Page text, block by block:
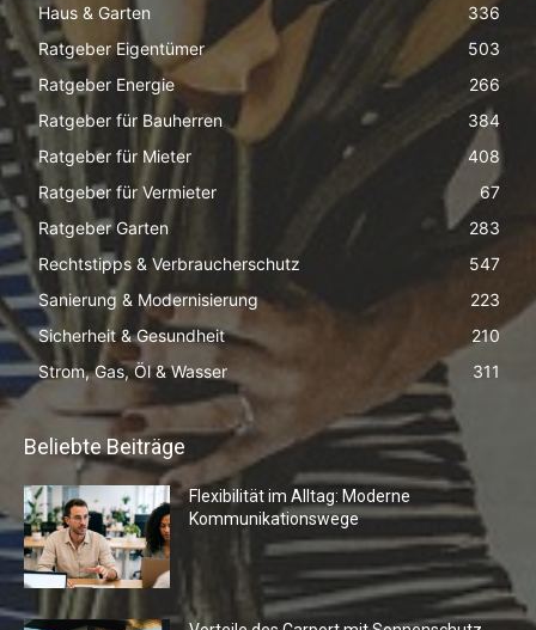
Haus & Garten
336
Ratgeber Eigentümer
503
Ratgeber Energie
266
Ratgeber für Bauherren
384
Ratgeber für Mieter
408
Ratgeber für Vermieter
67
Ratgeber Garten
283
Rechtstipps & Verbraucherschutz
547
Sanierung & Modernisierung
223
Sicherheit & Gesundheit
210
Strom, Gas, Öl & Wasser
311
Beliebte Beiträge
Flexibilität im Alltag: Moderne
Kommunikationswege